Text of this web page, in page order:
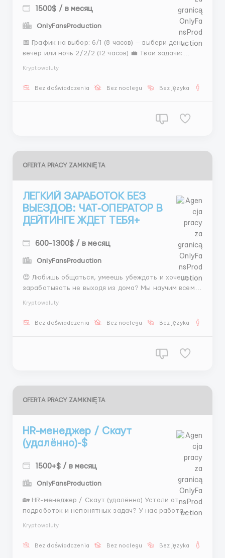
1500$ / в месяц
OnlyFansProduction
📅 График на выбор: 6/1 (8 часов) — выбери день,
вечер или ночь 2/2/2 (12 часов) 💼 Твои задачи:
с бонусами! Не упусти шанс — напиши мне в
Kryptowaluty
Bez doświadczenia Bez noclegu Bez języka
OFERTA PRACY ZAMKNIĘTA
ЛЕГКИЙ ЗАРАБОТОК БЕЗ
ВЫЕЗДОВ: ЧАТ‑ОПЕРАТОР В
ДЕЙТИНГЕ ЖДЕТ ТЕБЯ+
600-1300$ / в месяц
OnlyFansProduction
😍 Любишь общаться, умеешь убеждать и хочешь
зарабатывать не выходя из дома? Мы научим всему
Управление чатами: быстрые и вежливые ответы
Kryptowaluty
Bez doświadczenia Bez noclegu Bez języka
OFERTA PRACY ZAMKNIĘTA
HR-менеджер / Скаут
(удалённо)-$
1500+$ / в месяц
OnlyFansProduction
🏡 HR-менеджер / Скаут (удалённо) Устали от
подработок и непонятных задач? У нас работа
скауты) Работа по простому скрипту Лёгкая и
Kryptowaluty
Bez doświadczenia Bez noclegu Bez języka